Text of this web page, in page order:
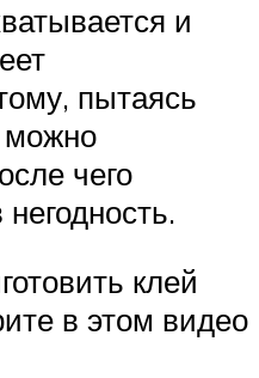
и
пытаясь
можно
чего
клей
в этом видео